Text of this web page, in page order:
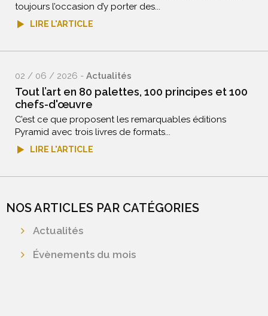
toujours l’occasion d’y porter des...
LIRE L'ARTICLE
02 / 06 / 2026 - Actualités
Tout l’art en 80 palettes, 100 principes et 100
chefs-d'œuvre
C’est ce que proposent les remarquables éditions
Pyramid avec trois livres de formats...
LIRE L'ARTICLE
NOS ARTICLES PAR CATÉGORIES
Actualités
Évènements du mois